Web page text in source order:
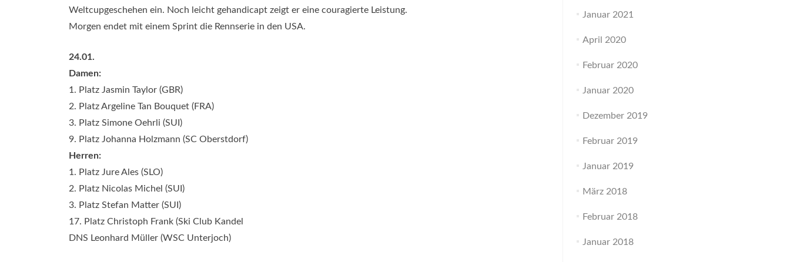
Weltcupgeschehen ein. Noch leicht gehandicapt zeigt er eine couragierte Leistung.
Morgen endet mit einem Sprint die Rennserie in den USA.
24.01.
Damen:
1. Platz Jasmin Taylor (GBR)
2. Platz Argeline Tan Bouquet (FRA)
3. Platz Simone Oehrli (SUI)
9. Platz Johanna Holzmann (SC Oberstdorf)
Herren:
1. Platz Jure Ales (SLO)
2. Platz Nicolas Michel (SUI)
3. Platz Stefan Matter (SUI)
17. Platz Christoph Frank (Ski Club Kandel
DNS Leonhard Müller (WSC Unterjoch)
Januar 2021
April 2020
Februar 2020
Januar 2020
Dezember 2019
Februar 2019
Januar 2019
März 2018
Februar 2018
Januar 2018